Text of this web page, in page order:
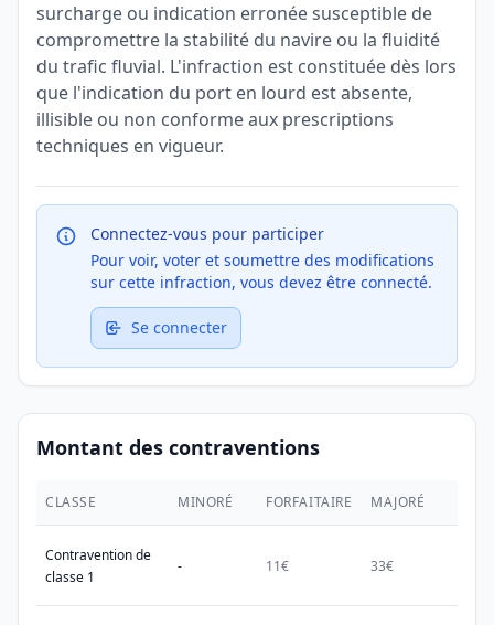
surcharge ou indication erronée susceptible de
compromettre la stabilité du navire ou la fluidité
du trafic fluvial. L'infraction est constituée dès lors
que l'indication du port en lourd est absente,
illisible ou non conforme aux prescriptions
techniques en vigueur.
Connectez-vous pour participer
Pour voir, voter et soumettre des modifications
sur cette infraction, vous devez être connecté.
Se connecter
Montant des contraventions
CLASSE MINORÉ FORFAITAIRE MAJORÉ
Contravention de
classe 1
- 11€ 33€